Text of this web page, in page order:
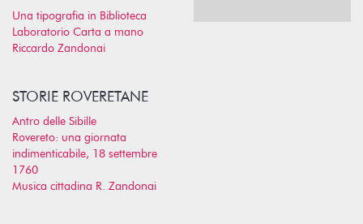
Una tipografia in Biblioteca
Laboratorio Carta a mano
Riccardo Zandonai
STORIE ROVERETANE
Antro delle Sibille
Rovereto: una giornata
indimenticabile, 18 settembre
1760
Musica cittadina R. Zandonai